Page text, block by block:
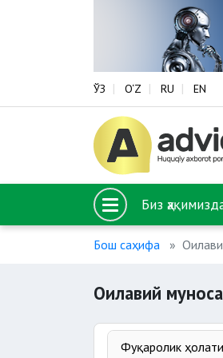
ЎЗ O‘Z RU EN
Биз
Бош саҳифа
Оилавий
Фуқаролик